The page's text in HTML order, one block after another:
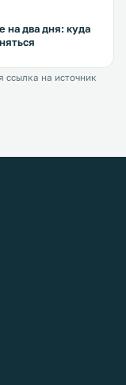
на два дня: куда
на источник